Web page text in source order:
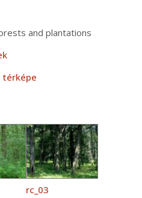
and plantations
térképe
rc_03